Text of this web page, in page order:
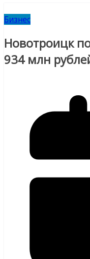
Бизнес
Новотроицк
934 млн